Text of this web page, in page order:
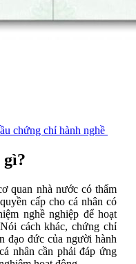
chứng chỉ hành nghề
gì?
quan nhà nước có thẩm
cấp cho cá nhân có
nghề nghiệp để hoạt
Nói cách khác, chứng chỉ
đạo đức của người hành
nhân cần phải đáp ứng